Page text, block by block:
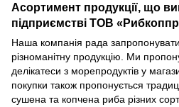
Асортимент продукції, що
підприємстві ТОВ
Наша компанія рада
різноманітну продукцію. Ми
делікатеси з морепродуктів у
покупки також пропонується
сушена та копчена риба різних